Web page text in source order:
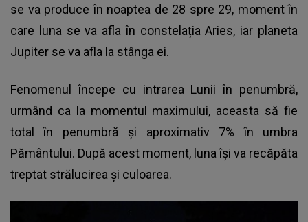
se va produce în noaptea de 28 spre 29, moment în
care luna se va afla în constelația Aries, iar planeta
Jupiter se va afla la stânga ei.
Fenomenul începe cu intrarea Lunii în penumbră,
urmând ca la momentul maximului, aceasta să fie
total în penumbră și aproximativ 7% în umbra
Pământului. După acest moment, luna își va recăpăta
treptat strălucirea și culoarea.